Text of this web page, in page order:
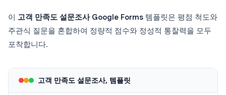
이 고객 만족도 설문조사 Google Forms 템플릿은 평점 척도와
주관식 질문을 혼합하여 정량적 점수와 정성적 통찰력을 모두
포착합니다.
고객 만족도 설문조사, 템플릿